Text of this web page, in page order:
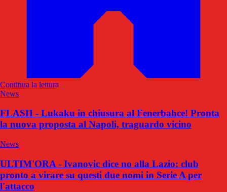
Continua la lettura
News
FLASH - Lukaku in chiusura al Fenerbahce! Pronta
la nuova proposta al Napoli, traguardo vicino
News
ULTIM'ORA - Ivanovic dice no alla Lazio: club
pronto a virare su questi due nomi in Serie A per
l'attacco